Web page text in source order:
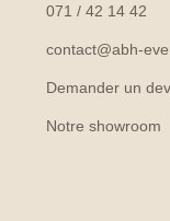
071 / 42 14 42
contact@abh-
Demander un
Notre showroom